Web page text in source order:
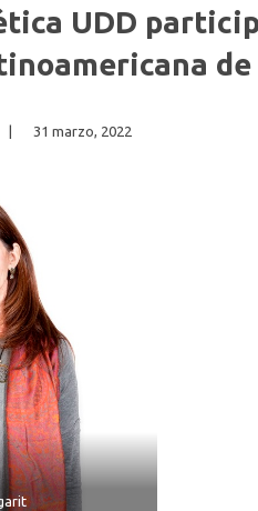
UDD
31 marzo, 2022